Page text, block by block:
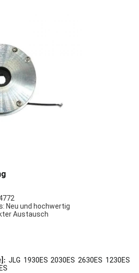
Neu und hochwertig
Austausch
: JLG 1930ES 2030ES 2630ES 1230ES